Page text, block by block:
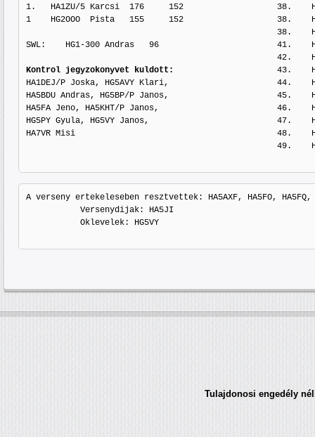
1.   HA1ZU/5 Karcsi  176     152                   38.
1    HG2OOO  Pista   155     152                   38.
SWL:    HG1-300 Andras   96                        41.
Kontrol jegyzokonyvet kuldott:
43.
HA1DEJ/P Joska, HG5AVY Klari,                      44.
HA5BDU Andras, HG5BP/P Janos,                      45.
HA5FA Jeno, HA5KHT/P Janos,                        46.
HG5PY Gyula, HG5VY Janos,                          47.
HA7VR Misi                                         48.
A verseny ertekeleseben resztvettek: HA5AXF, HA5FO, HA5FQ,
Tulajdonosi engedély